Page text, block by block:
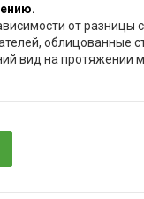
от разницы
облицованные
вид на протяжении